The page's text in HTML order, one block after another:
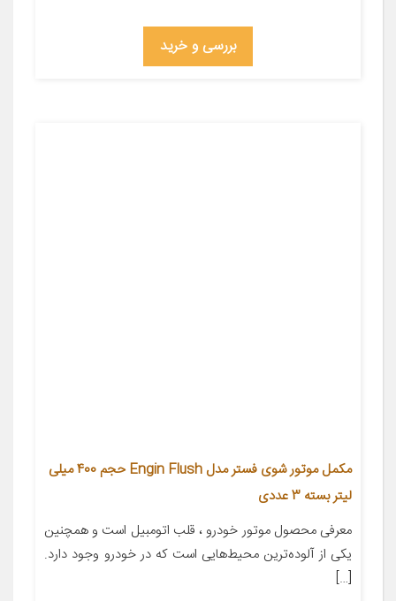
بررسی و خرید
مکمل موتور شوی فستر مدل Engin Flush حجم 400 میلی
لیتر بسته 3 عددی
معرفی محصول موتور خودرو ، قلب اتومبیل است و همچنین
یکی از آلوده‌ترین محیط‌هایی است که در خودرو وجود دارد.
[…]